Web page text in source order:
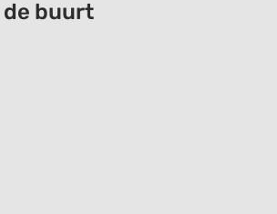
de buurt